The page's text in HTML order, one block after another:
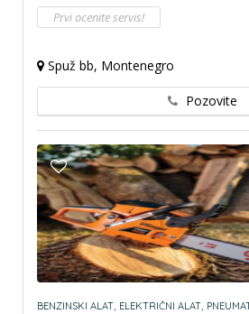
Prvi ocenite servis!
Spuž bb, Montenegro
Pozovite
BENZINSKI ALAT, ELEKTRIČNI ALAT,